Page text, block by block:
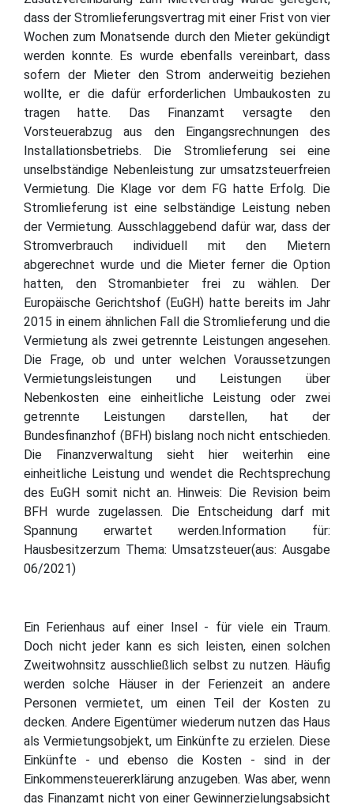
dass der Stromlieferungsvertrag mit einer Frist von vier
Wochen zum Monatsende durch den Mieter gekündigt
werden konnte. Es wurde ebenfalls vereinbart, dass
sofern der Mieter den Strom anderweitig beziehen
wollte, er die dafür erforderlichen Umbaukosten zu
tragen hatte. Das Finanzamt versagte den
Vorsteuerabzug aus den Eingangsrechnungen des
Installationsbetriebs. Die Stromlieferung sei eine
unselbständige Nebenleistung zur umsatzsteuerfreien
Vermietung. Die Klage vor dem FG hatte Erfolg. Die
Stromlieferung ist eine selbständige Leistung neben
der Vermietung. Ausschlaggebend dafür war, dass der
Stromverbrauch individuell mit den Mietern
abgerechnet wurde und die Mieter ferner die Option
hatten, den Stromanbieter frei zu wählen. Der
Europäische Gerichtshof (EuGH) hatte bereits im Jahr
2015 in einem ähnlichen Fall die Stromlieferung und die
Vermietung als zwei getrennte Leistungen angesehen.
Die Frage, ob und unter welchen Voraussetzungen
Vermietungsleistungen und Leistungen über
Nebenkosten eine einheitliche Leistung oder zwei
getrennte Leistungen darstellen, hat der
Bundesfinanzhof (BFH) bislang noch nicht entschieden.
Die Finanzverwaltung sieht hier weiterhin eine
einheitliche Leistung und wendet die Rechtsprechung
des EuGH somit nicht an. Hinweis: Die Revision beim
BFH wurde zugelassen. Die Entscheidung darf mit
Spannung erwartet werden.Information für:
Hausbesitzerzum Thema: Umsatzsteuer(aus: Ausgabe
06/2021)
Ein Ferienhaus auf einer Insel - für viele ein Traum.
Doch nicht jeder kann es sich leisten, einen solchen
Zweitwohnsitz ausschließlich selbst zu nutzen. Häufig
werden solche Häuser in der Ferienzeit an andere
Personen vermietet, um einen Teil der Kosten zu
decken. Andere Eigentümer wiederum nutzen das Haus
als Vermietungsobjekt, um Einkünfte zu erzielen. Diese
Einkünfte - und ebenso die Kosten - sind in der
Einkommensteuererklärung anzugeben. Was aber, wenn
das Finanzamt nicht von einer Gewinnerzielungsabsicht